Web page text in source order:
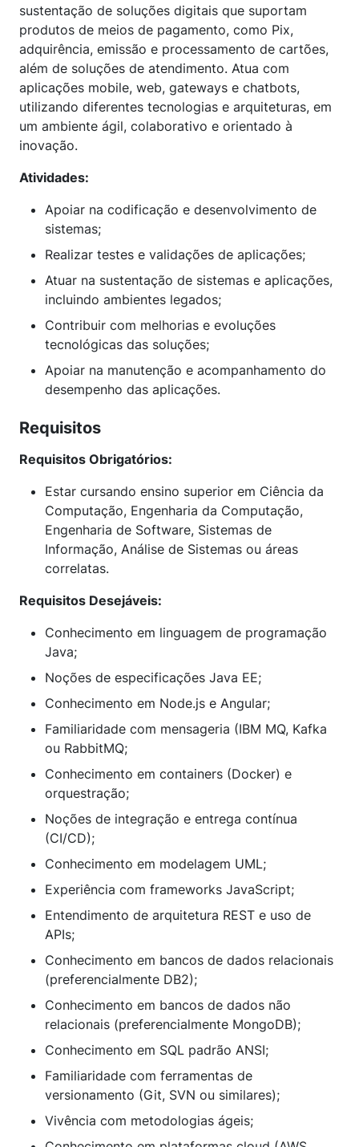
sustentação de soluções digitais que suportam
produtos de meios de pagamento, como Pix,
adquirência, emissão e processamento de cartões,
além de soluções de atendimento. Atua com
aplicações mobile, web, gateways e chatbots,
utilizando diferentes tecnologias e arquiteturas, em
um ambiente ágil, colaborativo e orientado à
inovação.
Atividades:
Apoiar na codificação e desenvolvimento de
sistemas;
Realizar testes e validações de aplicações;
Atuar na sustentação de sistemas e aplicações,
incluindo ambientes legados;
Contribuir com melhorias e evoluções
tecnológicas das soluções;
Apoiar na manutenção e acompanhamento do
desempenho das aplicações.
Requisitos
Requisitos Obrigatórios:
Estar cursando ensino superior em Ciência da
Computação, Engenharia da Computação,
Engenharia de Software, Sistemas de
Informação, Análise de Sistemas ou áreas
correlatas.
Requisitos Desejáveis:
Conhecimento em linguagem de programação
Java;
Noções de especificações Java EE;
Conhecimento em Node.js e Angular;
Familiaridade com mensageria (IBM MQ, Kafka
ou RabbitMQ;
Conhecimento em containers (Docker) e
orquestração;
Noções de integração e entrega contínua
(CI/CD);
Conhecimento em modelagem UML;
Experiência com frameworks JavaScript;
Entendimento de arquitetura REST e uso de
APIs;
Conhecimento em bancos de dados relacionais
(preferencialmente DB2);
Conhecimento em bancos de dados não
relacionais (preferencialmente MongoDB);
Conhecimento em SQL padrão ANSI;
Familiaridade com ferramentas de
versionamento (Git, SVN ou similares);
Vivência com metodologias ágeis;